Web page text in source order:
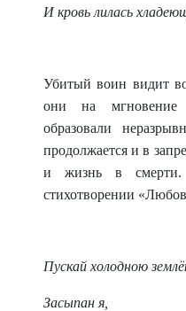
И кровь лилась
Убитый воин видит
они на мгновение
образовали
продолжается и в
и жизнь в
стихотворении
Пускай холодною
Засыпан я,